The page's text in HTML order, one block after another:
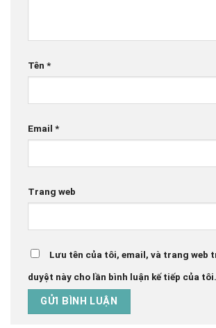
Tên *
Email *
Trang web
Lưu tên của tôi, email, và trang web
duyệt này cho lần bình luận kế tiếp của tôi.